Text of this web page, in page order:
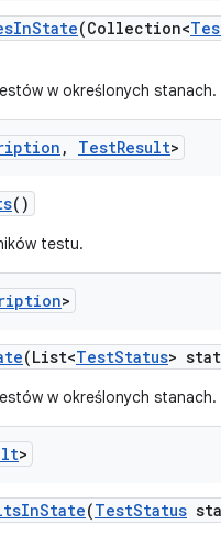
InState(Collection<
w określonych stanach.
, TestResult>
()
testu.
>
(List<TestStatus>
w określonych stanach.
>
InState(TestStatus